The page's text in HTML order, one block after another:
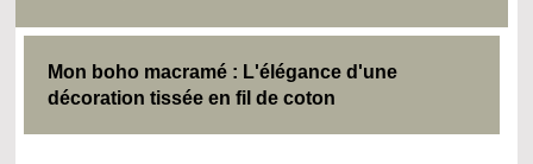
Mon boho macramé : L'élégance d'une
décoration tissée en fil de coton